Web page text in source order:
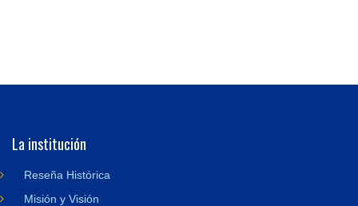
La institución
Reseña Histórica
Misión y Visión